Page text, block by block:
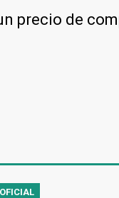
precio de